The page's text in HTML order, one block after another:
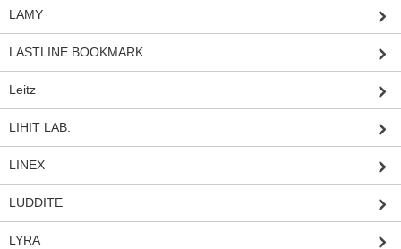
LAMY
LASTLINE BOOKMARK
Leitz
LIHIT LAB.
LINEX
LUDDITE
LYRA